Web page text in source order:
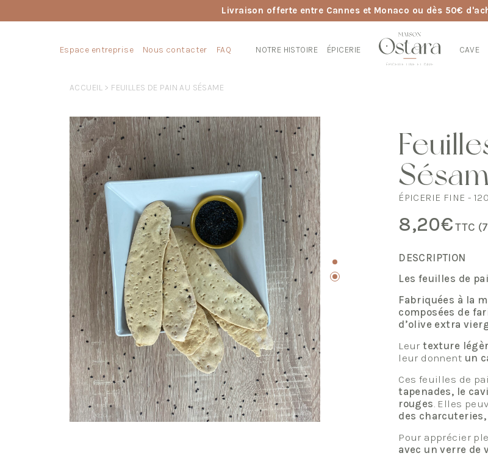
Livraison offerte entre Cannes et Monaco ou dès 50€
Espace entreprise Nous contacter FAQ NOTRE HISTOIRE ÉPICERIE CAVE
ACCUEIL> FEUILLES DE PAIN AU SÉSAME
ÉPICERIE FINE -
8,20€TTC (
DESCRIPTION
Les feuilles de
Fabriquées à la
composées de
d’olive extra
Leurtexture
leur donnent un
Ces feuilles de
tapenades, le
rouges. Elles
des
Pour apprécier
avec un verre de